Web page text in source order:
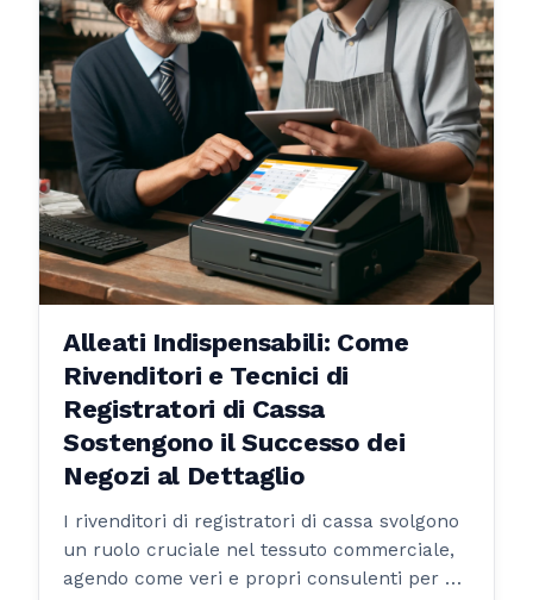
Alleati Indispensabili: Come
Rivenditori e Tecnici di
Registratori di Cassa
Sostengono il Successo dei
Negozi al Dettaglio
I rivenditori di registratori di cassa svolgono
un ruolo cruciale nel tessuto commerciale,
agendo come veri e propri consulenti per gli